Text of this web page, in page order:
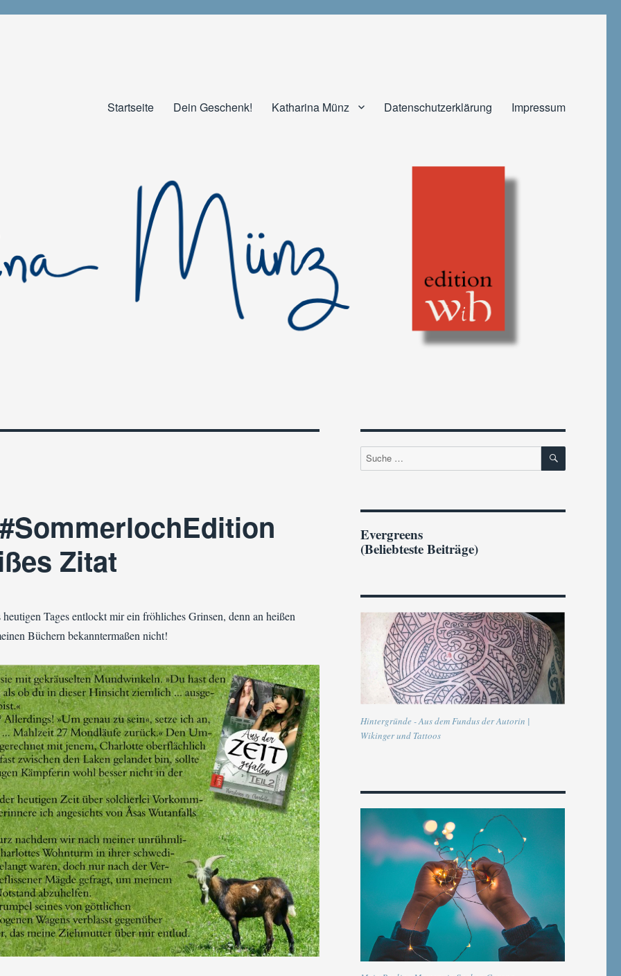
Startseite Dein Geschenk! Katharina Münz Datenschutzerklärung Impressum
Zitat
Tages entlockt mir ein fröhliches Grinsen, denn an heißen
Büchern bekanntermaßen nicht!
Suche
nach:
SUCHEN
Evergreens
(Beliebteste Beiträge)
Hintergründe - Aus dem Fundus der Autorin |
Wikinger und Tattoos